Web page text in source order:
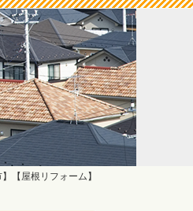
【屋根リフォーム】